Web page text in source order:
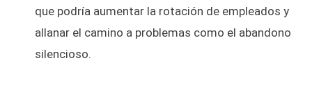
que podría aumentar la rotación de empleados y
allanar el camino a problemas como el abandono
silencioso.